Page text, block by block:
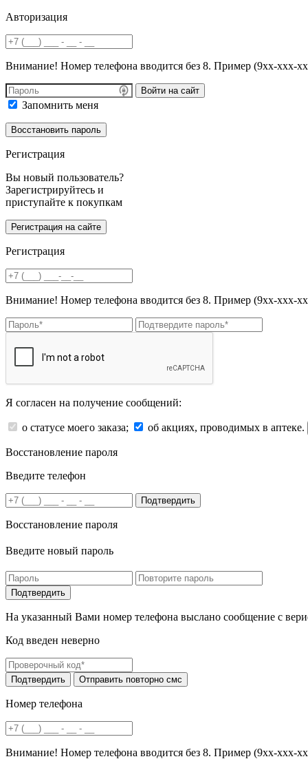
Авторизация
Внимание! Номер телефона вводится без 8. Пример (9хх-ххх-
Войти на сайт
Запомнить меня
Регистрация
Вы новый пользователь?
Зарегистрируйтесь и
приступайте к покупкам
Регистрация
Внимание! Номер телефона вводится без 8. Пример (9хх-ххх-
Я согласен на получение сообщений:
о статусе моего заказа; об акциях, проводимых в аптеке.
Восстановление пароля
Введите телефон
Подтвердить
Восстановление пароля
Введите новый пароль
На указанный Вами номер телефона выслано сообщение с
Код введен неверно
Номер телефона
Внимание! Номер телефона вводится без 8. Пример (9хх-ххх-